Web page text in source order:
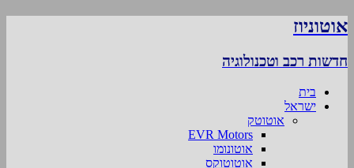
אוטוניוז
חדשות רכב וטכנולוגיה
בית
ישראל
אוטוטק
EVR Motors
אוטונומו
אוטוטוקס